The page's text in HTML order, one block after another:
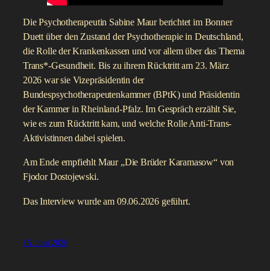
Die Psychotherapeutin Sabine Maur berichtet im Bonner
Duett über den Zustand der Psychotherapie in Deutschland,
die Rolle der Krankenkassen und vor allem über das Thema
Trans*-Gesundheit. Bis zu ihrem Rücktritt am 23. März
2026 war sie Vizepräsidentin der
Bundespsychotherapeutenkammer (BPtK) und Präsidentin
der Kammer in Rheinland-Pfalz. Im Gespräch erzählt Sie,
wie es zum Rücktritt kam, und welche Rolle Anti-Trans-
Aktivistinnen dabei spielen.
Am Ende empfiehlt Maur „Die Brüder Karamasow“ von
Fjodor Dostojewski.
Das Interview wurde am 09.06.2026 geführt.
15. Juni 2026